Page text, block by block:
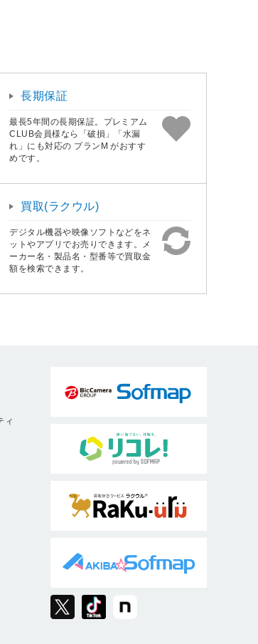
長期保証
最長5年間の長期保証。プレミアム
CLUB会員様なら「破損」「水漏
れ」にも対応の プランM がおすす
めです。
買取(ラクウル)
デジタル機器や映像ソフトなどをネ
ットやアプリでお売りできます。メ
ーカー名・製品名・型番等で買取金
額を検索できます。
ィ